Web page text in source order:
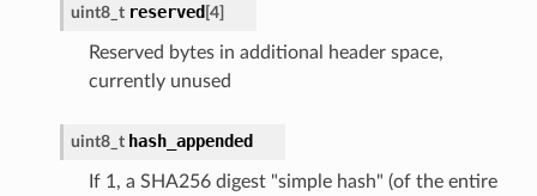
uint8_t reserved [4]
Reserved bytes in additional header space,
currently unused
uint8_t hash_appended
If 1, a SHA256 digest "simple hash" (of the entire